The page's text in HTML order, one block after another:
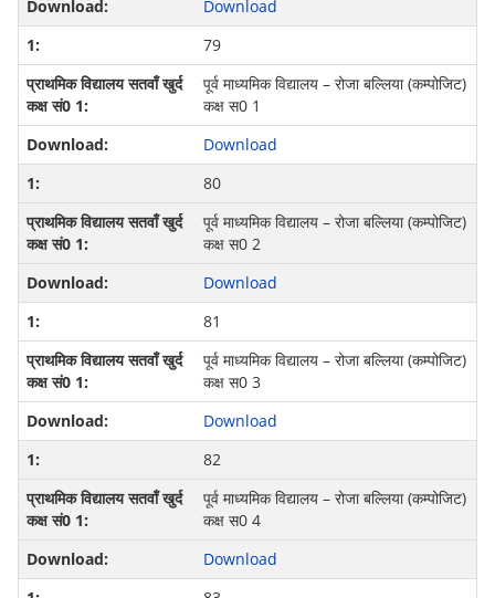
Download
79
पूर्व माध्‍यमिक विद्यालय – रोजा बल्लिया (कम्‍पोजिट)
कक्ष स0 1
Download
80
पूर्व माध्‍यमिक विद्यालय – रोजा बल्लिया (कम्‍पोजिट)
कक्ष स0 2
Download
81
पूर्व माध्‍यमिक विद्यालय – रोजा बल्लिया (कम्‍पोजिट)
कक्ष स0 3
Download
82
पूर्व माध्‍यमिक विद्यालय – रोजा बल्लिया (कम्‍पोजिट)
कक्ष स0 4
Download